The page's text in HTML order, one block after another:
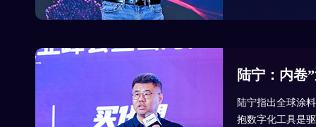
陆宁：内卷
陆宁指出全球涂
抱数字化工具是